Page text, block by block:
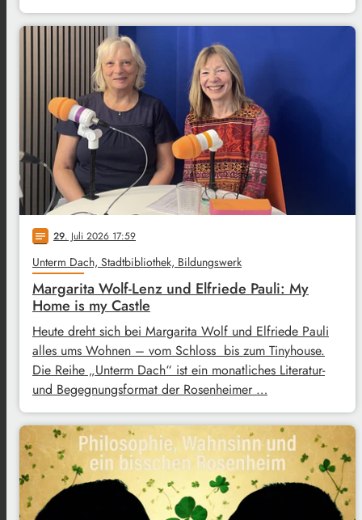
notes 29. Juli 2026 17:59
Unterm Dach, Stadtbibliothek, Bildungswerk
Margarita Wolf-Lenz und Elfriede Pauli: My
Home is my Castle
Heute dreht sich bei Margarita Wolf und Elfriede Pauli
alles ums Wohnen – vom Schloss bis zum Tinyhouse.
Die Reihe „Unterm Dach“ ist ein monatliches Literatur-
und Begegnungsformat der Rosenheimer …